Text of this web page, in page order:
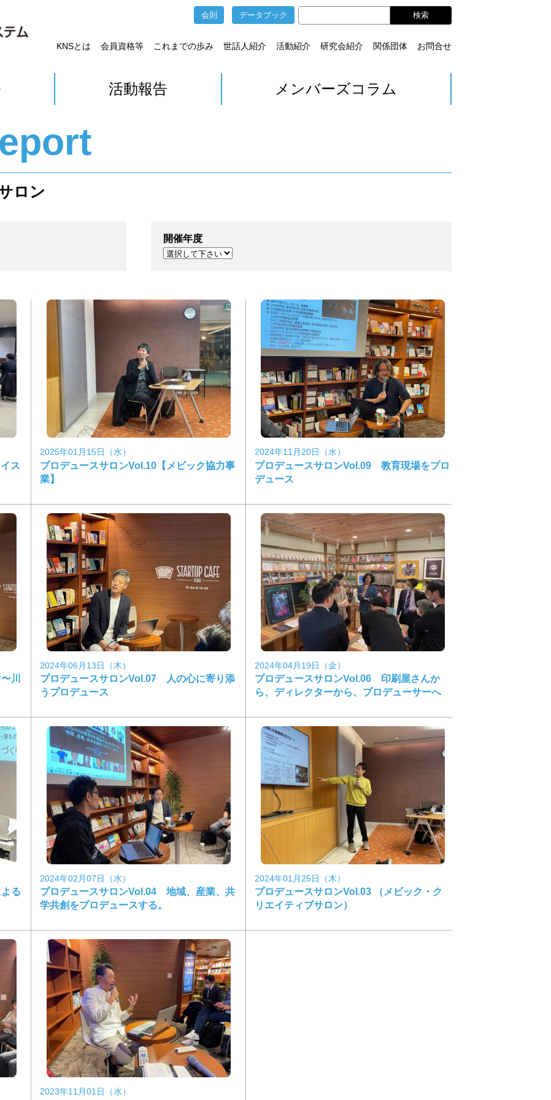
会則 データブック
KNSとは 会員資格等 これまでの歩み 世話人紹介 活動紹介 研究会紹介 関係団体 お問合せ
活動報告 メンバーズコラム
ロン
開催年度
ス
2025年01月15日（水）
プロデュースサロンVol.10【メビック協力事
業】
2024年11月20日（水）
プロデュースサロンVol.09 教育現場をプロ
デュース
川
2024年06月13日（木）
プロデュースサロンVol.07 人の心に寄り添
うプロデュース
2024年04月19日（金）
プロデュースサロンVol.06 印刷屋さんか
ら、ディレクターから、プロデューサーへ
る
2024年02月07日（水）
プロデュースサロンVol.04 地域、産業、共
学共創をプロデュースする。
2024年01月25日（木）
プロデュースサロンVol.03 （メビック・ク
リエイティブサロン）
2023年11月01日（水）